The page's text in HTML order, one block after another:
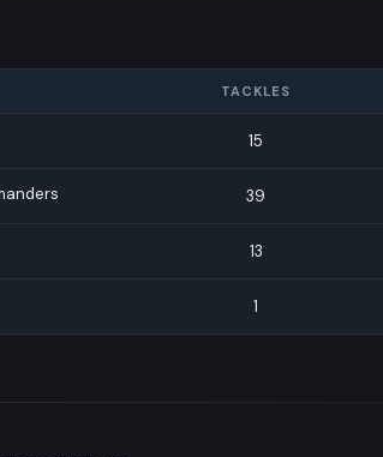
TACKLES
15
39
13
1